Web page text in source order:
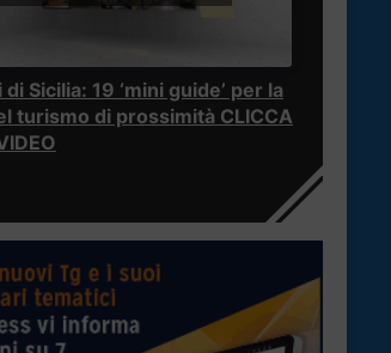
Sicilia: 19 ‘mini guide’ per la
turismo di prossimità CLICCA